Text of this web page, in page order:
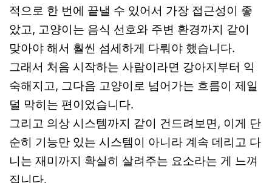
적으로 한 번에 끝낼 수 있어서 가장 접근성이 좋
았고, 고양이는 음식 선호와 주변 환경까지 같이
맞아야 해서 훨씬 섬세하게 다뤄야 했습니다.
그래서 처음 시작하는 사람이라면 강아지부터 익
숙해지고, 그다음 고양이로 넘어가는 흐름이 제일
덜 막히는 편이었습니다.
그리고 의상 시스템까지 같이 건드려보면, 이게 단
순히 기능만 있는 시스템이 아니라 계속 데리고 다
니는 재미까지 확실히 살려주는 요소라는 게 느껴
집니다.